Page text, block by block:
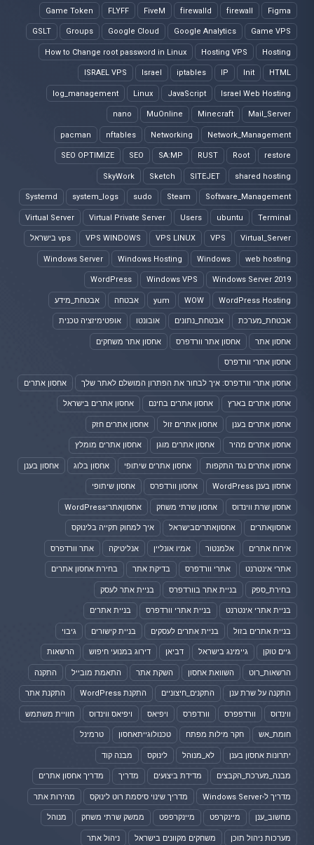
Figma
firewall
firewalld
FiveM
FLYFF
Game Token
Game VPS
Google Analytics
Google Cloud
Groups
GSLT
Hosting
Hosting VPS
How to Change root password in Linux
HTML
Init
IP
iptables
Israel
ISRAEL VPS
Israel Web Hosting
JavaScript
Linux
log_management
Mail_Server
Minecraft
MuOnline
nano
Network_Management
Networking
nftables
pacman
restore
Root
RUST
SA:MP
SEO
SEO OPTIMIZE
shared hosting
SITEJET
Sketch
SkyWork
Software_Management
Steam
sudo
system_logs
Systemd
Terminal
ubuntu
Users
Virtual Private Server
Virtual Server
Virtual_Server
VPS
VPS LINUX
VPS WINDOWS vps בישראל
web hosting
Windows
Windows Hosting
Windows Server
Windows Server 2019
Windows VPS
WordPress
WordPress Hosting
WOW
yum אבטחה אבטחת_מידע
אבטחת_מערכת אבטחת_נתונים אובונטו אופטימיזציה טכנית
אחסון אתר אחסון אתר וורדפרס אחסון אתר משחקים
אחסון אתרי וורדפרס
אחסון אתרי וורדפרס: איך לבחור את הפתרון המושלם לאתר שלך אחסון אתרים
אחסון אתרים בארץ אחסון אתרים בחינם אחסון אתרים בישראל
אחסון אתרים בענן אחסון אתרים זול אחסון אתרים חזק
אחסון אתרים מהיר אחסון אתרים מוגן אחסון אתרים מומלץ
אחסון אתרים נגד התקפות אחסון אתרים שיתופי אחסון בלוג אחסון בענן
אחסון בענן WordPress אחסון וורדפרס אחסון שיתופי
אחסון שרת ווינדוס אחסון שרתי משחק אחסוןאתריWordPress
אחסוןאתרים אחסוןאתריםבישראל איך למחוק תקייה בלינוקס
אירוח אתרים אלמנטור אמיו אונליין אנליטיקה אתר וורדפרס
אתרי אינטרנט אתרי וורדפרס בדיקת אתר בחירת אחסון אתרים
בחירת_ספק בניית אתר בוורדפרס בניית אתר לעסק
בניית אתרי אינטרנט בניית אתרי וורדפרס בניית אתרים
בניית אתרים בזול בניית אתרים לעסקים בניית קישורים גיבוי
גיים טוקן גיימינג בישראל דביאן דירוג במנועי חיפוש הרשאות
הרשאות_רוט השוואת אחסון השקת אתר התאמת מובייל התקנה
התקנה על שרת ענן התקנים_חיצוניים התקנת WordPress התקנת אתר
ווינדוס וורדפפרס וורדפרס ויפיאס ויפיאס ווינדוס חוויית משתמש
חומת_אש חקר מילות מפתח טכנולוגייתאחסון טרמינל
יתרונות אחסון בענן לא_מנוהל לינוקס מבנה קוד
מבנה_מערכת_הקבצים מדידת ביצועים מדריך מדריך אחסון אתרים
מדריך ל-Windows Server מדריך שינוי סיסמת רוט לינוקס מהירות אתר
מחשוב_ענן מיינקרפט מיינקרפפט ממשק שרתי משחק מנוהל
מערכות ניהול תוכן משחקים מקוונים בישראל ניהול אתר